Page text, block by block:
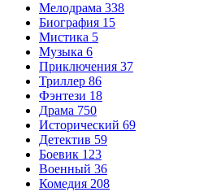
Мелодрама 338
Биография 15
Мистика 5
Музыка 6
Приключения 37
Триллер 86
Фэнтези 18
Драма 750
Исторический 69
Детектив 59
Боевик 123
Военный 36
Комедия 208